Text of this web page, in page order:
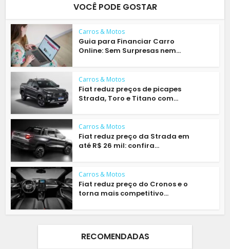
VOCÊ PODE GOSTAR
Carros & Motos
Guia para Financiar Carro
Online: Sem Surpresas nem...
Carros & Motos
Fiat reduz preços de picapes
Strada, Toro e Titano com...
Carros & Motos
Fiat reduz preço da Strada em
até R$ 26 mil: confira...
Carros & Motos
Fiat reduz preço do Cronos e o
torna mais competitivo...
RECOMENDADAS